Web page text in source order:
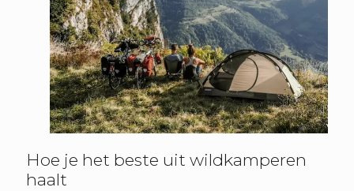
Hoe je het beste uit wildkamperen
haalt